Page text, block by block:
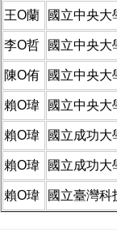
王O蘭 國立中央大
李O哲 國立中央大
陳O侑 國立中央大
賴O瑋 國立中央大
賴O瑋 國立成功大
賴O瑋 國立成功大
賴O瑋 國立臺灣科